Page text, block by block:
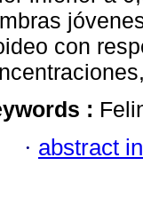
con
:
· abstract